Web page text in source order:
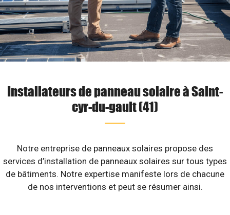
Installateurs de panneau solaire à Saint-
cyr-du-gault (41)
Notre entreprise de panneaux solaires propose des
services d’installation de panneaux solaires sur tous types
de bâtiments. Notre expertise manifeste lors de chacune
de nos interventions et peut se résumer ainsi.